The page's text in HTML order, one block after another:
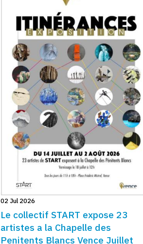
02 Jul 2026
Le collectif START expose 23
artistes a la Chapelle des
Penitents Blancs Vence Juillet